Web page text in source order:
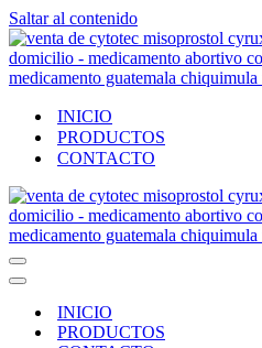
Saltar al contenido
INICIO
PRODUCTOS
CONTACTO
Menú
de
Menú
navegación
INICIO
PRODUCTOS